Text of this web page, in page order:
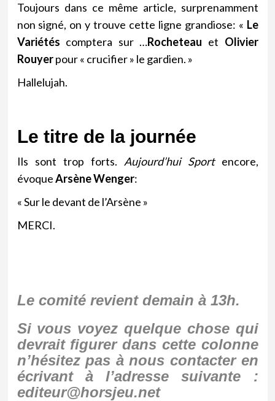
Toujours dans ce même article, surprenamment
non signé, on y trouve cette ligne grandiose: « Le
Variétés comptera sur …Rocheteau et Olivier
Rouyerpour « crucifier » le gardien. »
Hallelujah.
Le titre de la journée
Ils sont trop forts. Aujourd’hui Sportencore,
évoqueArsène Wenger:
« Sur le devant de l’Arsène »
MERCI.
Le comité revient demain à 13h.
Si vous voyez quelque chose qui
devrait figurer dans cette colonne
n’hésitez pas à nous contacter en
écrivant à l’adresse suivante :
editeur@horsjeu.net